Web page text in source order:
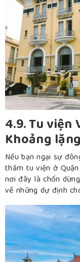
4.9. Tu viện
Khoảng
Nếu bạn ngại sự
thăm tu viện ở
nơi đây là chốn
về những dự định